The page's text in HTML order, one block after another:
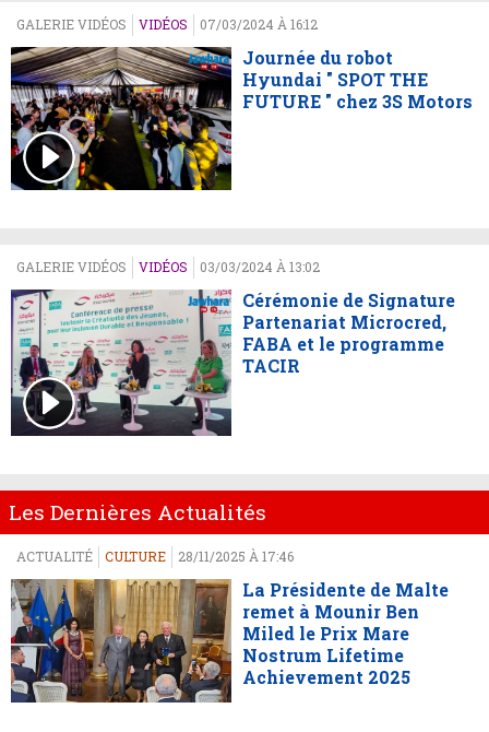
GALERIE VIDÉOS VIDÉOS 07/03/2024 À 16:12
Journée du robot
Hyundai " SPOT THE
FUTURE " chez 3S Motors
GALERIE VIDÉOS VIDÉOS 03/03/2024 À 13:02
Cérémonie de Signature
Partenariat Microcred,
FABA et le programme
TACIR
Les Dernières Actualités
ACTUALITÉ CULTURE 28/11/2025 À 17:46
La Présidente de Malte
remet à Mounir Ben
Miled le Prix Mare
Nostrum Lifetime
Achievement 2025